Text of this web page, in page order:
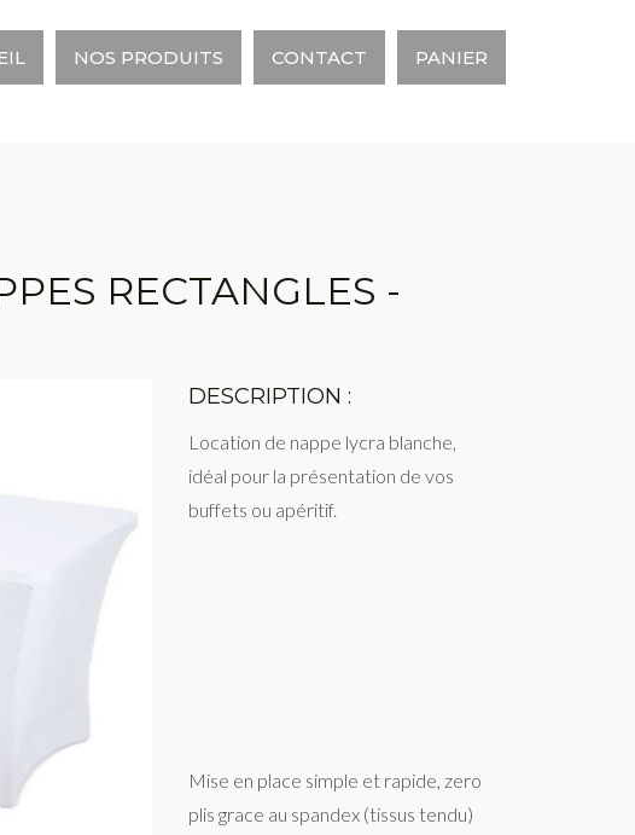
NOS PRODUITS CONTACT PANIER
RECTANGLES -
DESCRIPTION :
Location de nappe lycra blanche,
idéal pour la présentation de vos
buffets ou apéritif.
Mise en place simple et rapide, zero
plis grace au spandex (tissus tendu)